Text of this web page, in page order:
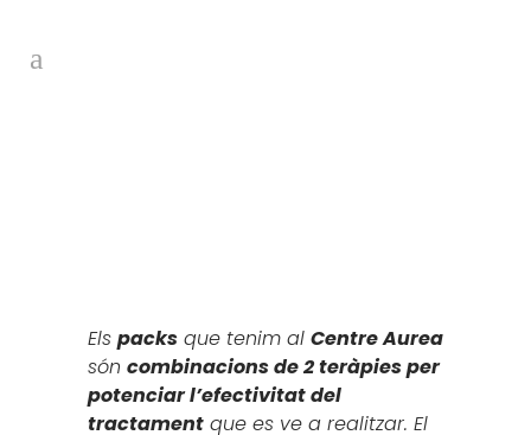
Els packs que tenim al Centre Aurea
són combinacions de 2 teràpies per
potenciar l’efectivitat del
tractament que es ve a realitzar. El